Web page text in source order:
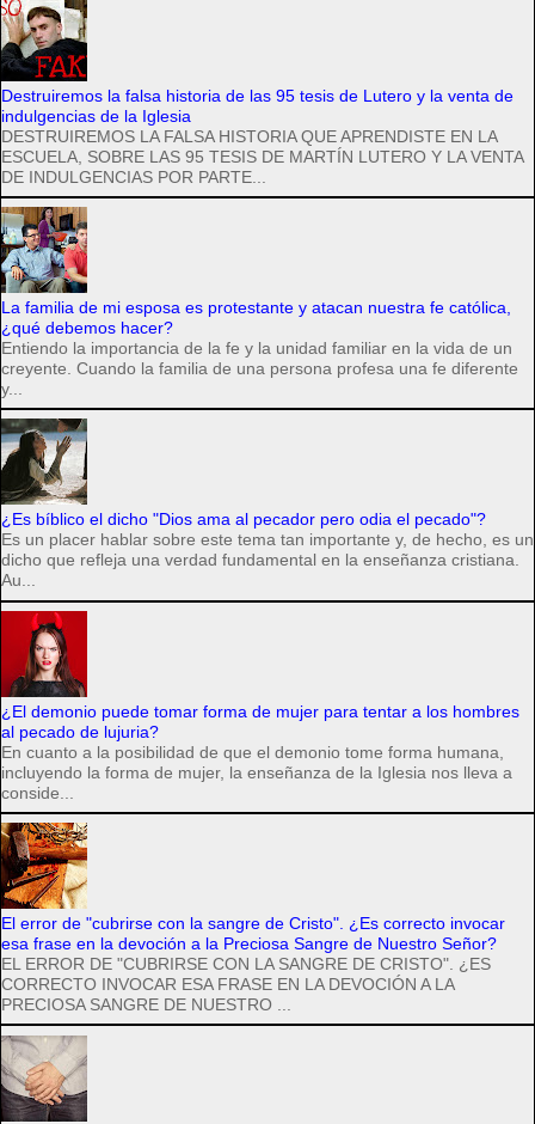
Destruiremos la falsa historia de las 95 tesis de Lutero y la venta de
indulgencias de la Iglesia
DESTRUIREMOS LA FALSA HISTORIA QUE APRENDISTE EN LA
ESCUELA, SOBRE LAS 95 TESIS DE MARTÍN LUTERO Y LA VENTA
DE INDULGENCIAS POR PARTE...
La familia de mi esposa es protestante y atacan nuestra fe católica,
¿qué debemos hacer?
Entiendo la importancia de la fe y la unidad familiar en la vida de un
creyente. Cuando la familia de una persona profesa una fe diferente
y...
¿Es bíblico el dicho "Dios ama al pecador pero odia el pecado"?
Es un placer hablar sobre este tema tan importante y, de hecho, es un
dicho que refleja una verdad fundamental en la enseñanza cristiana.
Au...
¿El demonio puede tomar forma de mujer para tentar a los hombres
al pecado de lujuria?
En cuanto a la posibilidad de que el demonio tome forma humana,
incluyendo la forma de mujer, la enseñanza de la Iglesia nos lleva a
conside...
El error de "cubrirse con la sangre de Cristo". ¿Es correcto invocar
esa frase en la devoción a la Preciosa Sangre de Nuestro Señor?
EL ERROR DE "CUBRIRSE CON LA SANGRE DE CRISTO". ¿ES
CORRECTO INVOCAR ESA FRASE EN LA DEVOCIÓN A LA
PRECIOSA SANGRE DE NUESTRO ...